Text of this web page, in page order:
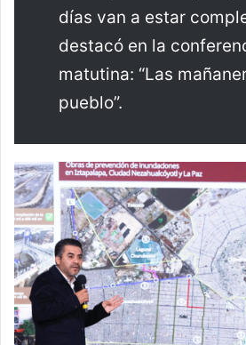
días van a estar
destacó en la
matutina: “Las
pueblo”.